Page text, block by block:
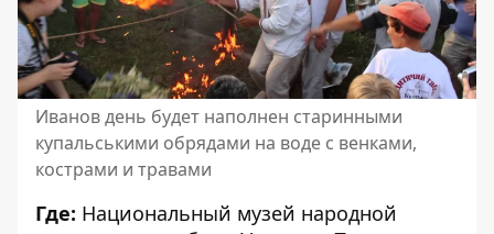
Иванов день будет наполнен старинными
купальськими обрядами на воде с венками,
кострами и травами
Где: Национальный музей народной